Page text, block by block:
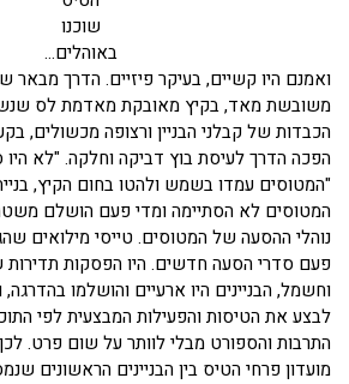
שוכנו
באוהלים…
ואמנם היו קשיים, בעיקר פיזיים. הדרך מבאר
משובשת מאד, בקיץ מאובקת מאדמת לס
הכבדות של קבלני הבניין ורצופה מכשולים,
הפכה הדרך לעיסת בוץ דביקה וחלקה. "לא היו
"המטוסים עמדו בשמש ולהטו בחום הקיץ,
המטוסים לא הסתיימה ומדי פעם הושלם
נוהלי ההסעה של המטוסים. טייסי מילואים
פעם סדרי הסעה חדשים. היו הפסקות
וחשמל, הבניינים היו ארעיים והושלמו
לבצע את הטיסות והפעילות המבצעית לפי
התרבות והספורט מבלי לוותר על שום פרט.
מועדון פרחי הטיס בין הבניינים הראשונים